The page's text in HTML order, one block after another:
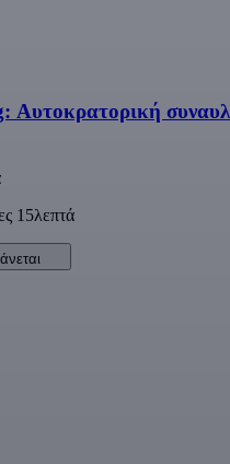
Αυτοκρατορική
15λεπτά